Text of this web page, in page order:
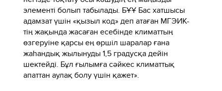
элементі болып табылады. БҰҰ Бас хатшысы
адамзат үшін «қызыл код» деп атаған МГЭИК-
тің жақында жасаған есебінде климаттың
өзгеруіне қарсы ең өршіл шаралар ғана
жаһандық жылынуды 1,5 градусқа дейін
шектейді. Бұл ғылымға сәйкес климаттық
апаттан аулақ болу үшін қажет».